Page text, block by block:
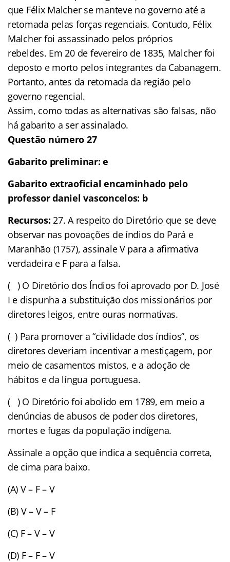
que Félix Malcher se manteve no governo até a
retomada pelas forças regenciais. Contudo, Félix
Malcher foi assassinado pelos próprios
rebeldes. Em 20 de fevereiro de 1835, Malcher foi
deposto e morto pelos integrantes da Cabanagem.
Portanto, antes da retomada da região pelo
governo regencial.
Assim, como todas as alternativas são falsas, não
há gabarito a ser assinalado.
Questão número 27
Gabarito preliminar: e
Gabarito extraoficial encaminhado pelo
professor daniel vasconcelos: b
Recursos:27. A respeito do Diretório que se deve
observar nas povoações de índios do Pará e
Maranhão (1757), assinale V para a afirmativa
verdadeira e F para a falsa.
( ) O Diretório dos Índios foi aprovado por D. José
I e dispunha a substituição dos missionários por
diretores leigos, entre ouras normativas.
( ) Para promover a “civilidade dos índios”, os
diretores deveriam incentivar a mestiçagem, por
meio de casamentos mistos, e a adoção de
hábitos e da língua portuguesa.
( ) O Diretório foi abolido em 1789, em meio a
denúncias de abusos de poder dos diretores,
mortes e fugas da população indígena.
Assinale a opção que indica a sequência correta,
de cima para baixo.
(A) V – F – V
(B) V – V – F
(C) F – V – V
(D) F – F – V